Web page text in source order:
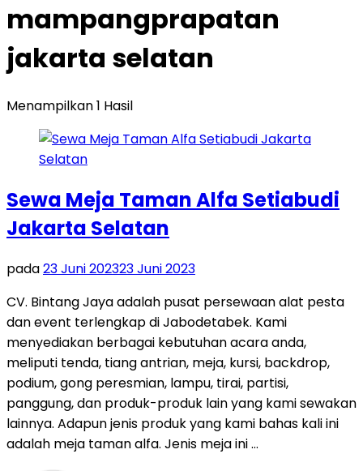
mampangprapatan
jakarta selatan
Menampilkan 1 Hasil
Sewa Meja Taman Alfa Setiabudi
Jakarta Selatan
pada23 Juni 202323 Juni 2023
CV. Bintang Jaya adalah pusat persewaan alat pesta
dan event terlengkap di Jabodetabek. Kami
menyediakan berbagai kebutuhan acara anda,
meliputi tenda, tiang antrian, meja, kursi, backdrop,
podium, gong peresmian, lampu, tirai, partisi,
panggung, dan produk-produk lain yang kami sewakan
lainnya. Adapun jenis produk yang kami bahas kali ini
adalah meja taman alfa. Jenis meja ini …